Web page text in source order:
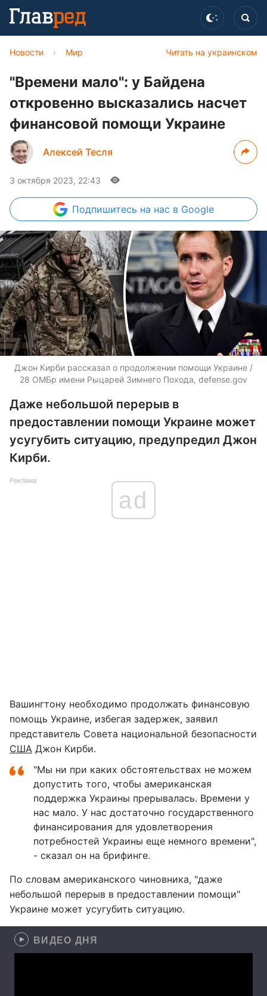
Читать на украинском
Новости › Мир
"Времени мало": у Байдена
откровенно высказались насчет
финансовой помощи Украине
Алексей Тесля
3 октября 2023, 22:43
Подпишитесь на нас в Google
Джон Кирби рассказал о продолжении помощи Украине /
28 ОМБр имени Рыцарей Зимнего Похода, defense.gov
Даже небольшой перерыв в
предоставлении помощи Украине может
усугубить ситуацию, предупредил Джон
Кирби.
Реклама
ad
Вашингтону необходимо продолжать финансовую
помощь Украине, избегая задержек, заявил
представитель Совета национальной безопасности
США Джон Кирби.
"Мы ни при каких обстоятельствах не можем
допустить того, чтобы американская
поддержка Украины прерывалась. Времени у
нас мало. У нас достаточно государственного
финансирования для удовлетворения
потребностей Украины еще немного времени",
- сказал он на брифинге.
По словам американского чиновника, "даже
небольшой перерыв в предоставлении помощи"
Украине может усугубить ситуацию.
ВИДЕО ДНЯ